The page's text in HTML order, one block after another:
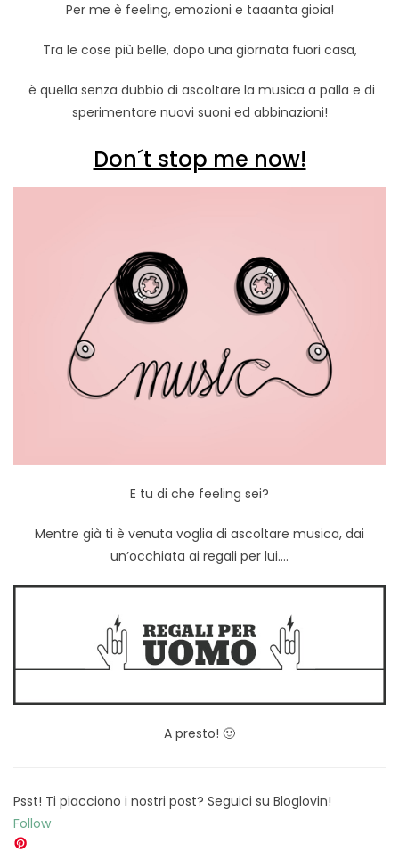
Per me è feeling, emozioni e taaanta gioia!
Tra le cose più belle, dopo una giornata fuori casa,
è quella senza dubbio di ascoltare la musica a palla e di
sperimentare nuovi suoni ed abbinazioni!
Don´t stop me now!
E tu di che feeling sei?
Mentre già ti è venuta voglia di ascoltare musica, dai
un’occhiata ai regali per lui….
A presto! 🙂
Psst! Ti piacciono i nostri post? Seguici su Bloglovin!
Follow